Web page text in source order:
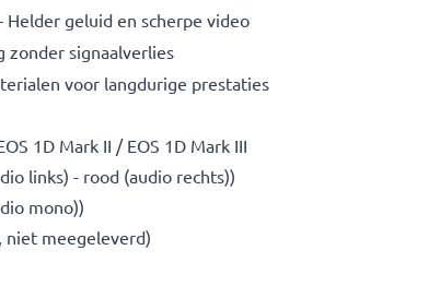
Helder geluid en scherpe video
zonder signaalverlies
voor langdurige prestaties
1D Mark II / EOS 1D Mark III
links) - rood (audio rechts))
mono))
niet meegeleverd)